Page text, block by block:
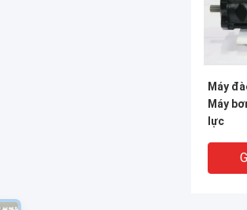
Máy
Máy
lực